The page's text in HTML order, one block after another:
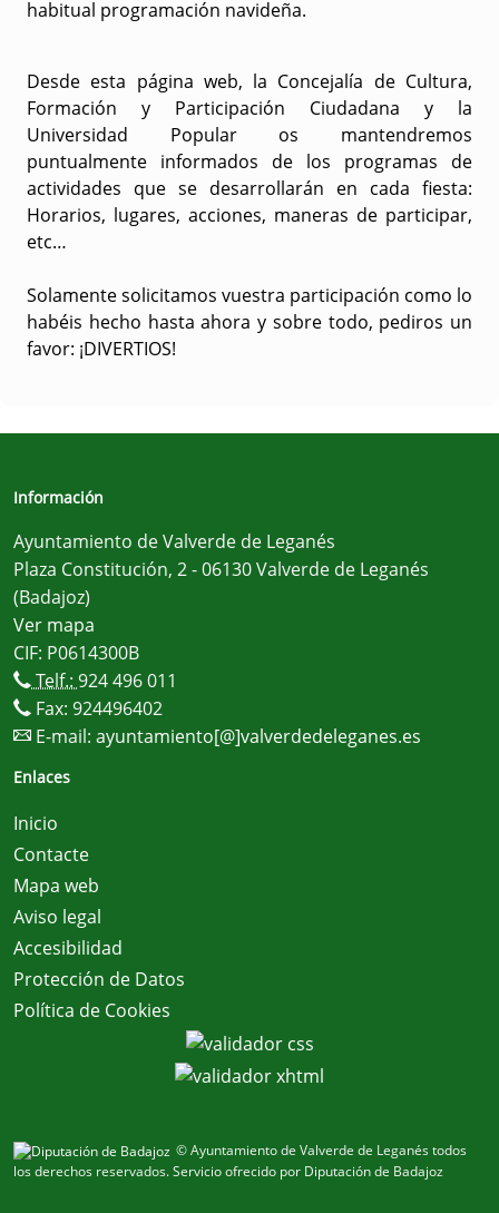
habitual programación navideña.
Desde esta página web, la Concejalía de Cultura,
Formación y Participación Ciudadana y la
Universidad Popularos mantendremos
puntualmente informados de los programas de
actividades que se desarrollarán en cada fiesta:
Horarios, lugares, acciones, maneras de participar,
etc…
Solamente solicitamos vuestra participación como lo
habéis hecho hasta ahora y sobre todo, pediros un
favor: ¡DIVERTIOS!
Información
Ayuntamiento de Valverde de Leganés
Plaza Constitución, 2 - 06130 Valverde de Leganés
(Badajoz)
Ver mapa
CIF: P0614300B
Telf.: 924 496 011
Fax: 924496402
E-mail: ayuntamiento[@]valverdedeleganes.es
Enlaces
Inicio
Contacte
Mapa web
Aviso legal
Accesibilidad
Protección de Datos
Política de Cookies
© Ayuntamiento de Valverde de Leganés todos
los derechos reservados.Servicio ofrecido por Diputación de Badajoz